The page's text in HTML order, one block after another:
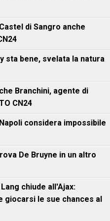
di Sangro anche
sta bene, svelata la natura
Branchini, agente di
CN24
considera impossibile
De Bruyne in un altro
chiude all'Ajax:
giocarsi le sue chances al